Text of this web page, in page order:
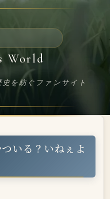
:
World
を紡ぐファンサイト
いる？いねぇよ